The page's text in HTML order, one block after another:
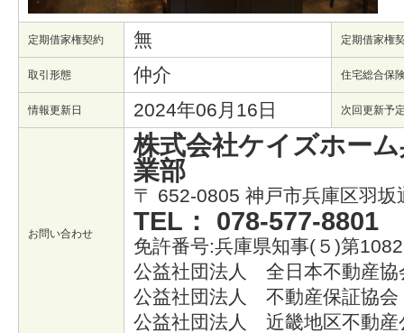
定期借家権契約 無 定期借家権
取引形態 仲介 住宅総合保
情報更新日 2024年06月16日 次回更新予
お問い合わせ
株式会社ケイズホー
業部
〒 652-0805 神戸市兵庫区羽
TEL： 078-577-8801
免許番号:兵庫県知事(５)第
公益社団法人 全日本不動産協
公益社団法人 不動産保証協会
公益社団法人 近畿地区不動産